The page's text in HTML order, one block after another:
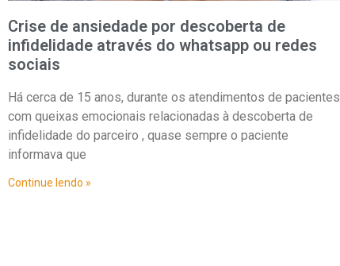
Crise de ansiedade por descoberta de
infidelidade através do whatsapp ou redes
sociais
Há cerca de 15 anos, durante os atendimentos de pacientes
com queixas emocionais relacionadas à descoberta de
infidelidade do parceiro , quase sempre o paciente
informava que
Continue lendo »